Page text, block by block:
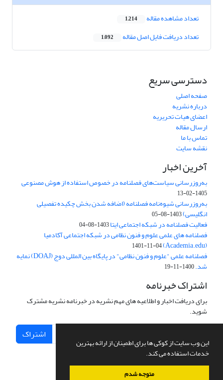
این وب سایت از کوکی ها برای اطمینان از ارائه بهترین
خدمات استفاده می کند.
متوجه شدم
تعداد مشاهده مقاله 1,214
تعداد دریافت فایل اصل مقاله 1,092
دسترسی سریع
صفحه اصلی
درباره نشریه
اعضای هیات تحریریه
ارسال مقاله
تماس با ما
نقشه سایت
آخرین اخبار
به‌روزرسانی سیاست‌های فصلنامه در خصوص استفاده از هوش مصنوعی
1405-02-13
به‌روزرسانی شیوه‌نامه فصلنامه (اضافه شدن بخش چکیده تفصیلی
انگلیسی)1403-08-05
فعالیت فصلنامه در شبکه اجتماعی ایتا1403-08-04
فصلنامه های علمی علوم و فنون نظامی در شبکه اجتماعی آکادمیا
(Academia.edu)
1401-11-04
فصلنامه علمی "علوم و فنون نظامی" در پایگاه بین المللی دوج (DOAJ) نمایه
شد.1400-11-19
اشتراک خبرنامه
برای دریافت اخبار و اطلاعیه های مهم نشریه در خبرنامه نشریه مشترک
شوید.
اشتراک